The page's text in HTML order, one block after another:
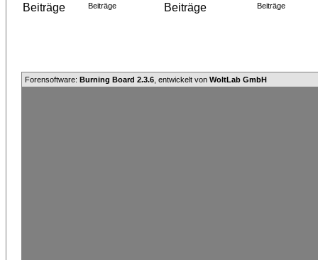
Beiträge
Beiträge
Forensoftware: Burning Board 2.3.6 , entwickelt von WoltLab GmbH